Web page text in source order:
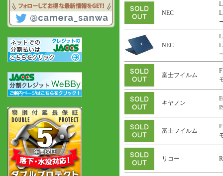
NEC
NEC
富士フイルム
キヤノン
富士フイルム
リコー